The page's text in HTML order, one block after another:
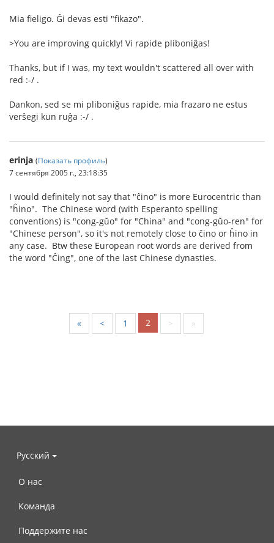
Mia fieligo. Ĝi devas esti "fikazo".
>You are improving quickly! Vi rapide pliboniĝas!
Thanks, but if I was, my text wouldn't scattered all over with
red :-/ .
Dankon, sed se mi pliboniĝus rapide, mia frazaro ne estus
verŝegi kun ruĝa :-/ .
erinja (Показать профиль)
7 сентября 2005 г., 23:18:35
I would definitely not say that "ĉino" is more Eurocentric than
"ĥino". The Chinese word (with Esperanto spelling
conventions) is "cong-gŭo" for "China" and "cong-gŭo-ren" for
"Chinese person", so it's not remotely close to ĉino or ĥino in
any case. Btw these European root words are derived from
the word "Ĉing", one of the last Chinese dynasties.
« < 1 2 > »
Русский
О нас
Команда
Поддержите нас